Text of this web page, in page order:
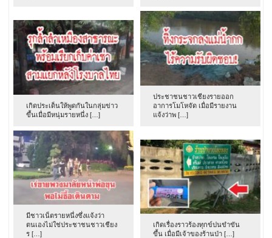
เกิดประเด็นให้พูดกันในกลุ่มข่าว
ขึ้นเมื่อมีหนุ่มรายหนึ่ง […]
ประชาชนชาวเชียงรายออก
อาการโมโหจัด เมื่อมีรายงาน
แจ้งว่าพ […]
มีชาวเน็ตรายหนึ่งซึ่งแจ้งว่า
ตนเองไม่ใช่ประชาชนชาวเชียง
ร […]
เกิดเรื่องราวร้องทุกข์ปนขำขัน
ขึ้น เมื่อมีเจ้าของร้านป่า […]